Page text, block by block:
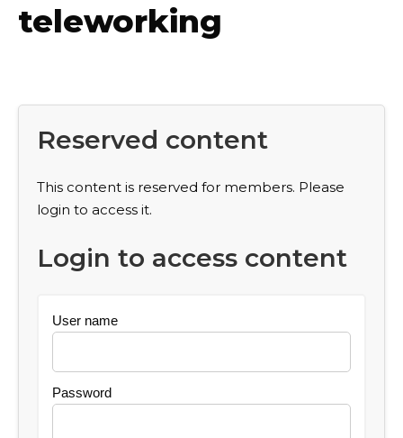
teleworking
Reserved content
This content is reserved for members. Please
login to access it.
Login to access content
User name
Password